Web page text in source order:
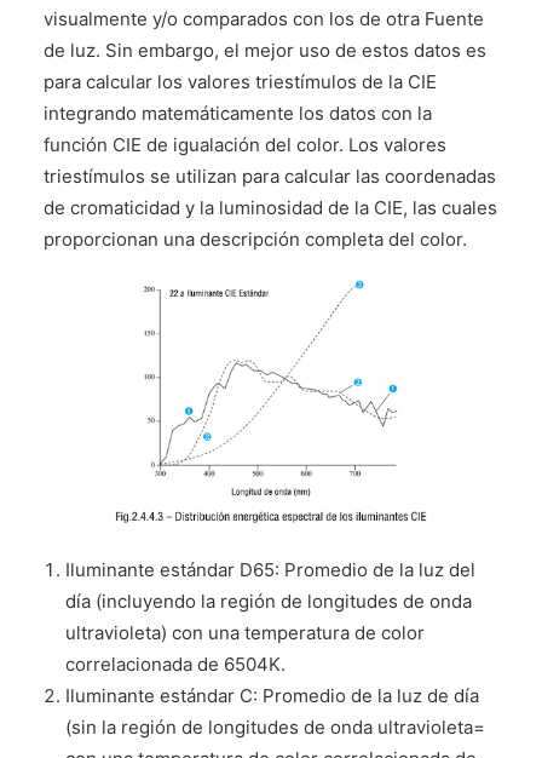
visualmente y/o comparados con los de otra Fuente
de luz. Sin embargo, el mejor uso de estos datos es
para calcular los valores triestímulos de la CIE
integrando matemáticamente los datos con la
función CIE de igualación del color. Los valores
triestímulos se utilizan para calcular las coordenadas
de cromaticidad y la luminosidad de la CIE, las cuales
proporcionan una descripción completa del color.
Iluminante estándar D65: Promedio de la luz del
día (incluyendo la región de longitudes de onda
ultravioleta) con una temperatura de color
correlacionada de 6504K.
Iluminante estándar C: Promedio de la luz de día
(sin la región de longitudes de onda ultravioleta=